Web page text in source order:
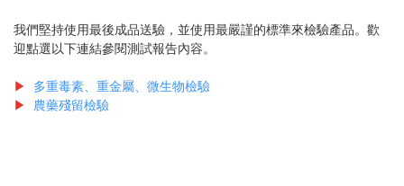
我們堅持使用最後成品送驗，並使用最嚴謹的標準來檢驗產品。歡
迎點選以下連結參閱測試報告內容。
▶ 多重毒素、重金屬、微生物檢驗
▶ 農藥殘留檢驗